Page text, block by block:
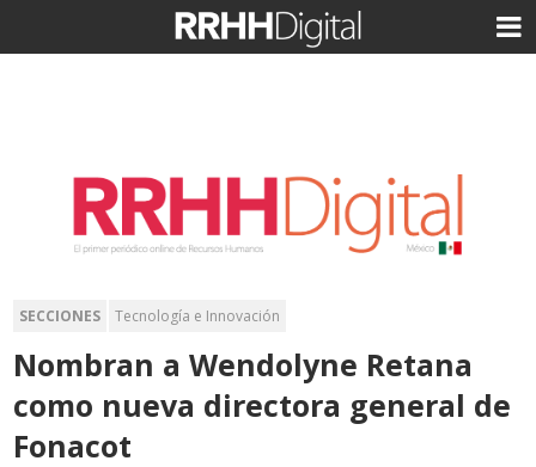
SECCIONES Tecnología e Innovación
Nombran a Wendolyne Retana
como nueva directora general de
Fonacot